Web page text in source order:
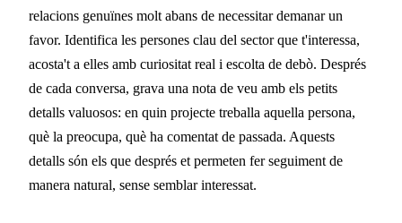
relacions genuïnes molt abans de necessitar demanar un
favor. Identifica les persones clau del sector que t'interessa,
acosta't a elles amb curiositat real i escolta de debò. Després
de cada conversa, grava una nota de veu amb els petits
detalls valuosos: en quin projecte treballa aquella persona,
què la preocupa, què ha comentat de passada. Aquests
detalls són els que després et permeten fer seguiment de
manera natural, sense semblar interessat.